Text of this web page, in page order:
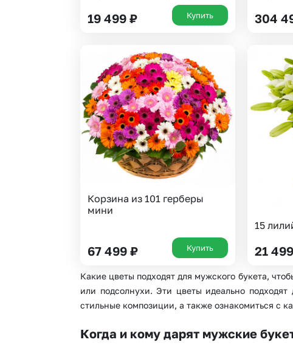
19 499 ₽ Купить 304
Корзина из 101 герберы
мини
67 499 ₽ Купить
15
21 499
Какие цветы подходят для мужского букета,
или подсолнухи. Эти цветы идеально
стильные композиции, а также ознакомиться с
Когда и кому дарят мужские